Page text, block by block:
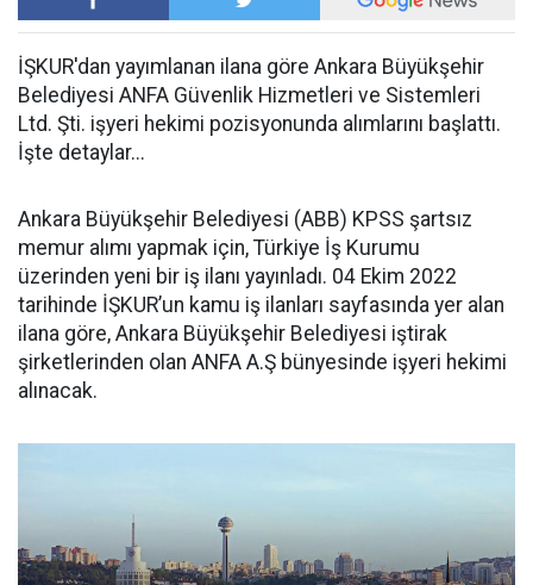
İŞKUR'dan yayımlanan ilana göre Ankara Büyükşehir
Belediyesi ANFA Güvenlik Hizmetleri ve Sistemleri
Ltd. Şti. işyeri hekimi pozisyonunda alımlarını başlattı.
İşte detaylar...
Ankara Büyükşehir Belediyesi (ABB) KPSS şartsız
memur alımı yapmak için, Türkiye İş Kurumu
üzerinden yeni bir iş ilanı yayınladı. 04 Ekim 2022
tarihinde İŞKUR’un kamu iş ilanları sayfasında yer alan
ilana göre, Ankara Büyükşehir Belediyesi iştirak
şirketlerinden olan ANFA A.Ş bünyesinde işyeri hekimi
alınacak.